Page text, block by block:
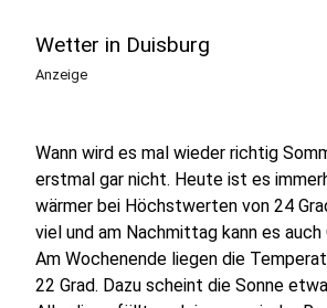
Wetter in Duisburg
Anzeige
Wann wird es mal wieder richtig
erstmal gar nicht. Heute ist es
wärmer bei Höchstwerten von 24
viel und am Nachmittag kann es
Am Wochenende liegen die
22 Grad. Dazu scheint die Sonne